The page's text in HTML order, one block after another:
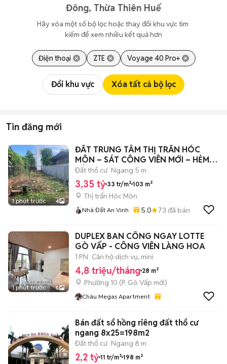
Đông, Thừa Thiên Huế
Hãy xóa một số bộ lọc hoặc thay đổi khu vực tìm
kiếm để xem nhiều kết quả hơn
Điện thoại ZTE Voyage 40 Pro+
Đổi khu vực Xóa tất cả bộ lọc
Tin đăng mới
1 phút trước 4
ĐẤT TRUNG TÂM THỊ TRẤN HÓC
MÔN – SÁT CÔNG VIÊN MỚI – HẺM Ô
TÔ – 103M²
Đất thổ cư Ngang 5 m
3,35 tỷ 33 tr/m² 103 m²
Thị trấn Hóc Môn
Nhà Đất An Vinh 5.0 73 đã bán
1 phút trước 5
DUPLEX BAN CÔNG NGAY LOTTE
GÒ VẤP - CÔNG VIÊN LÀNG HOA
1 PN Căn hộ dịch vụ, mini
4,8 triệu/tháng 28 m²
Phường 10 (P. Gò Vấp mới)
Châu Megas Apartment
Bán đất sổ hồng riêng đất thổ cư
ngang 8x25=198m2
Đất thổ cư Ngang 8 m
2,2 tỷ 11 tr/m² 198 m²